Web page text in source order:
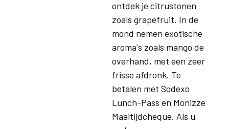
ontdek je citrustonen
zoals grapefruit. In de
mond nemen exotische
aroma's zoals mango de
overhand, met een zeer
frisse afdronk. Te
betalen met Sodexo
Lunch-Pass en Monizze
Maaltijdcheque. Als u